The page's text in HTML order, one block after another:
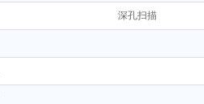
深孔扫描